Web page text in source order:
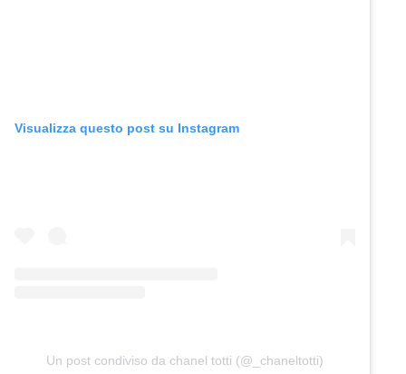
Visualizza questo post su Instagram
Un post condiviso da chanel totti (@_chaneltotti)